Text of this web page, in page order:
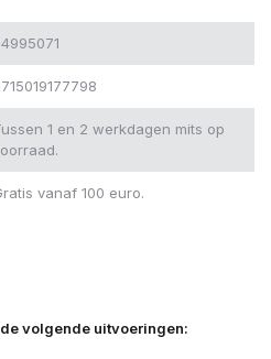
1 en 2 werkdagen mits op
vanaf 100 euro.
volgende uitvoeringen: